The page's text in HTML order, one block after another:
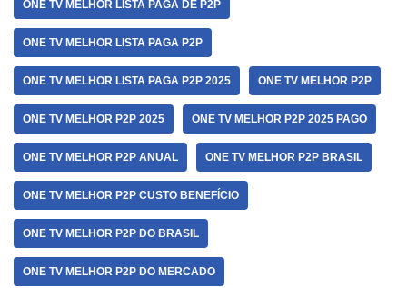
ONE TV MELHOR LISTA PAGA DE P2P
ONE TV MELHOR LISTA PAGA P2P
ONE TV MELHOR LISTA PAGA P2P 2025 ONE TV MELHOR P2P
ONE TV MELHOR P2P 2025 ONE TV MELHOR P2P 2025 PAGO
ONE TV MELHOR P2P ANUAL ONE TV MELHOR P2P BRASIL
ONE TV MELHOR P2P CUSTO BENEFÍCIO
ONE TV MELHOR P2P DO BRASIL
ONE TV MELHOR P2P DO MERCADO